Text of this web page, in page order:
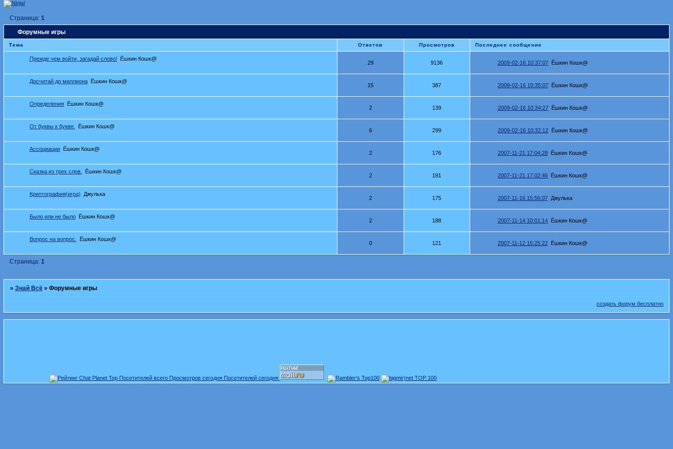
Форумные игры
Страница: 1
Тема Ответов Просмотров Последнее сообщение
Прежде чем войти, загадай слово! Ёшкин Кошк@
29 9136 2009-02-16 10:37:07 Ёшкин Кошк@
Досчитай до миллиона Ёшкин Кошк@
15 387 2009-02-16 10:35:07 Ёшкин Кошк@
Определения Ёшкин Кошк@
2 139 2009-02-16 10:34:27 Ёшкин Кошк@
От буквы к букве. Ёшкин Кошк@
6 299 2009-02-16 10:32:12 Ёшкин Кошк@
Ассоциации Ёшкин Кошк@
2 176 2007-11-21 17:04:28 Ёшкин Кошк@
Сказка из трех слов. Ёшкин Кошк@
2 191 2007-11-21 17:02:46 Ёшкин Кошк@
Криптография(игра) Джулька
2 175 2007-11-16 15:56:07 Джулька
Было или не было Ёшкин Кошк@
2 188 2007-11-14 10:01:14 Ёшкин Кошк@
Вопрос на вопрос. Ёшкин Кошк@
0 121 2007-11-12 15:25:22 Ёшкин Кошк@
Страница: 1
» Знай Всё » Форумные игры
создать форум бесплатно